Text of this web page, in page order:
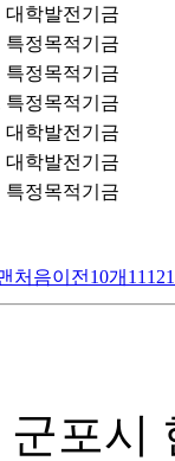
대학발전기금
특정목적기금
특정목적기금
특정목적기금
대학발전기금
대학발전기금
특정목적기금
처음이전10개 11 12
포시